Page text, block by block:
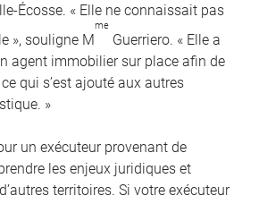
Écosse. « Elle ne connaissait pas
», souligne M
me
Guerriero. « Elle a
agent immobilier sur place afin de
qui s’est ajouté aux autres
»
un exécuteur provenant de
les enjeux juridiques et
territoires. Si votre exécuteur